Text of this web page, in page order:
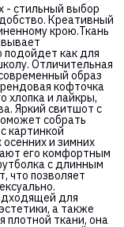
- стильный выбор
Креативный
крою.Ткань
подойдет как для
Отличительная
образ
кофточка
хлопка и лайкры,
Яркий свитшот с
собрать
картинкой
и зимних
его комфортным
с длинным
что позволяет
для
а также
плотной ткани, она